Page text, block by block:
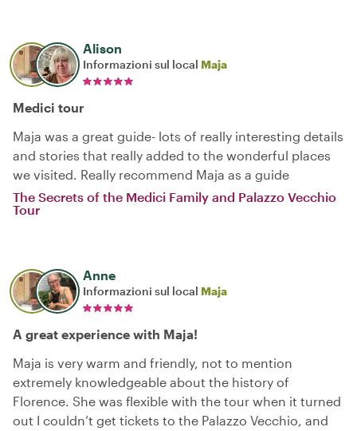
Alison
Informazioni sul local Maja
Medici tour
Maja was a great guide- lots of really interesting details
and stories that really added to the wonderful places
we visited. Really recommend Maja as a guide
The Secrets of the Medici Family and Palazzo Vecchio
Tour
Anne
Informazioni sul local Maja
A great experience with Maja!
Maja is very warm and friendly, not to mention
extremely knowledgeable about the history of
Florence. She was flexible with the tour when it turned
out I couldn’t get tickets to the Palazzo Vecchio, and